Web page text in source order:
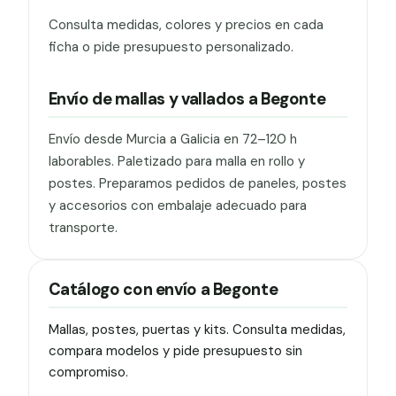
Consulta medidas, colores y precios en cada
ficha o pide presupuesto personalizado.
Envío de mallas y vallados a Begonte
Envío desde Murcia a Galicia en 72–120 h
laborables. Paletizado para malla en rollo y
postes. Preparamos pedidos de paneles, postes
y accesorios con embalaje adecuado para
transporte.
Catálogo con envío a Begonte
Mallas, postes, puertas y kits. Consulta medidas,
compara modelos y pide presupuesto sin
compromiso.